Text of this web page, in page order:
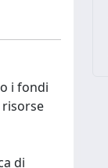
i fondi
di